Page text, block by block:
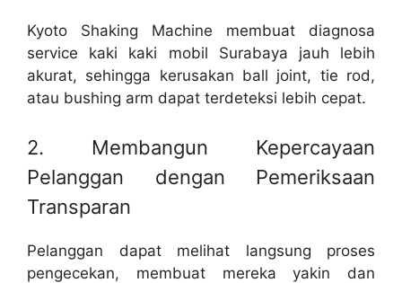
Kyoto Shaking Machine membuat diagnosa
service kaki kaki mobil Surabaya jauh lebih
akurat, sehingga kerusakan ball joint, tie rod,
atau bushing arm dapat terdeteksi lebih cepat.
2. Membangun Kepercayaan
Pelanggan dengan Pemeriksaan
Transparan
Pelanggan dapat melihat langsung proses
pengecekan, membuat mereka yakin dan